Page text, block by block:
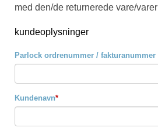
med den/de returnerede vare/varer
kundeoplysninger
Parlock ordrenummer / fakturanummer
Kundenavn*